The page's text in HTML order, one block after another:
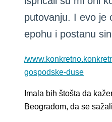
putovanju. I evo je
epohu i postanu
/
gospodske-duse
Imala bih štošta da
Beogradom, da se